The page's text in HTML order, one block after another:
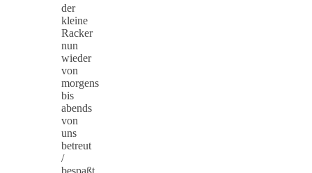
der
kleine
Racker
nun
wieder
von
morgens
bis
abends
von
uns
betreut
/
bespaßt